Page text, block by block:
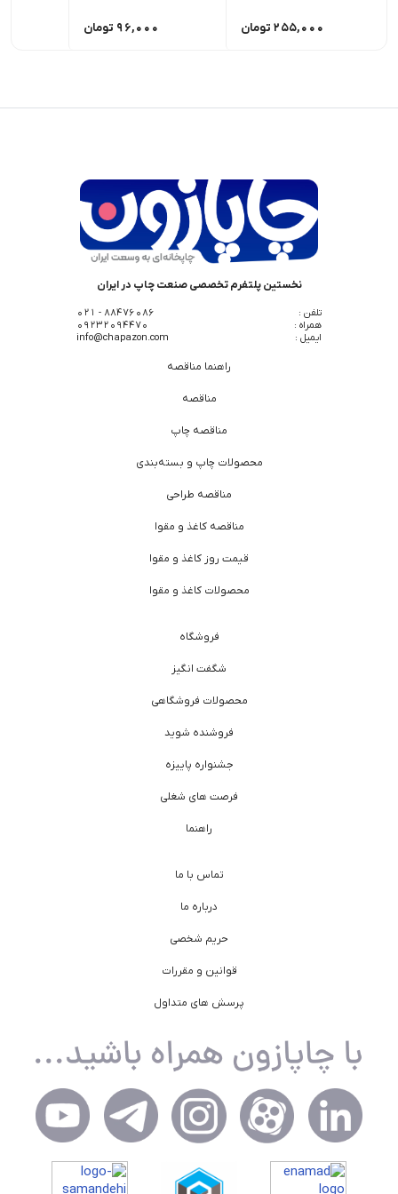
255,000 تومان 96,000 تومان
نخستین پلتفرم تخصصی صنعت چاپ در ایران
تلفن :
88476086 - 021
همراه :
09232094470
ایمیل :
info@chapazon.com
راهنما مناقصه
مناقصه
مناقصه چاپ
محصولات چاپ و بسته‌بندی
مناقصه طراحی
مناقصه کاغذ و مقوا
قیمت روز کاغذ و مقوا
محصولات کاغذ و مقوا
فروشگاه
شگفت انگیز
محصولات فروشگاهی
فروشنده شوید
جشنواره پاییزه
فرصت های شغلی
راهنما
تماس با ما
درباره ما
حریم شخصی
قوانین و مقررات
پرسش های متداول